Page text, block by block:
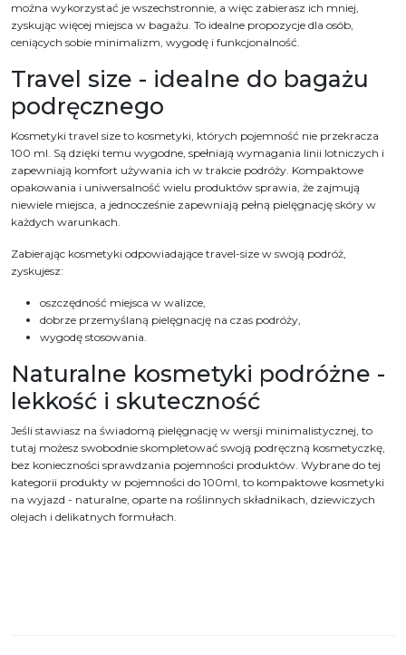
można wykorzystać je wszechstronnie, a więc zabierasz ich mniej,
zyskując więcej miejsca w bagażu. To idealne propozycje dla osób,
ceniących sobie minimalizm, wygodę i funkcjonalność.
Travel size - idealne do bagażu
podręcznego
Kosmetyki travel size to kosmetyki, których pojemność nie przekracza
100 ml. Są dzięki temu wygodne, spełniają wymagania linii lotniczych i
zapewniają komfort używania ich w trakcie podróży. Kompaktowe
opakowania i uniwersalność wielu produktów sprawia, że zajmują
niewiele miejsca, a jednocześnie zapewniają pełną pielęgnację skóry w
każdych warunkach.
Zabierając kosmetyki odpowiadające travel-size w swoją podróż,
zyskujesz:
oszczędność miejsca w walizce,
dobrze przemyślaną pielęgnację na czas podróży,
wygodę stosowania.
Naturalne kosmetyki podróżne -
lekkość i skuteczność
Jeśli stawiasz na świadomą pielęgnację w wersji minimalistycznej, to
tutaj możesz swobodnie skompletować swoją podręczną kosmetyczkę,
bez konieczności sprawdzania pojemności produktów. Wybrane do tej
kategorii produkty w pojemności do 100ml, to kompaktowe kosmetyki
na wyjazd - naturalne, oparte na roślinnych składnikach, dziewiczych
olejach i delikatnych formułach.